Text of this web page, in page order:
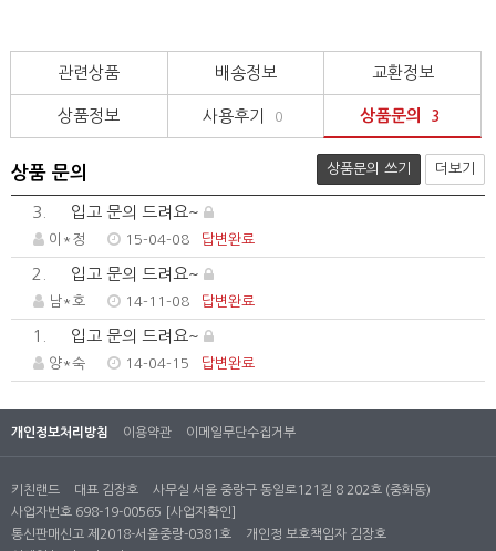
관련상품 배송정보 교환정보
상품정보 사용후기 0 상품문의 3
상품 문의 상품문의 쓰기 더보기
3. 입고 문의 드려요~
이*정 15-04-08 답변완료
2. 입고 문의 드려요~
남*호 14-11-08 답변완료
1. 입고 문의 드려요~
양*숙 14-04-15 답변완료
개인정보처리방침 이용약관 이메일무단수집거부
키친랜드 대표 김장호
사무실 서울 중랑구 동일로121길 8 202호 (중화동)
사업자번호 698-19-00565
[사업자확인]
통신판매신고 제2018-서울중랑-0381호
개인정 보호책임자 김장호